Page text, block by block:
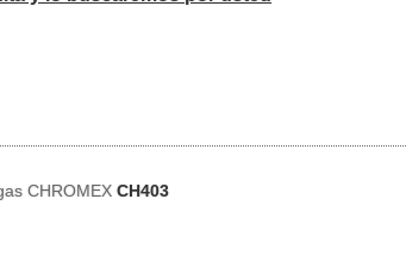
CHROMEX CH403